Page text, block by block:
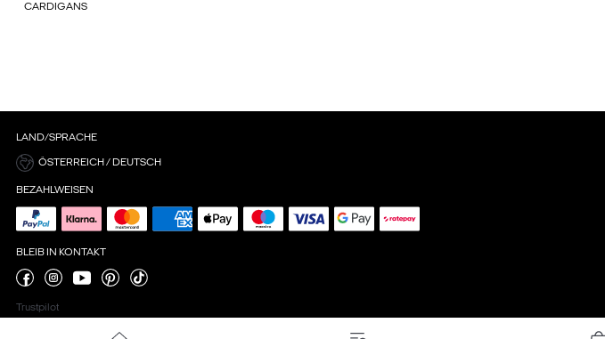
CARDIGANS
LAND/SPRACHE
ÖSTERREICH / DEUTSCH
BEZAHLWEISEN
BLEIB IN KONTAKT
Trustpilot